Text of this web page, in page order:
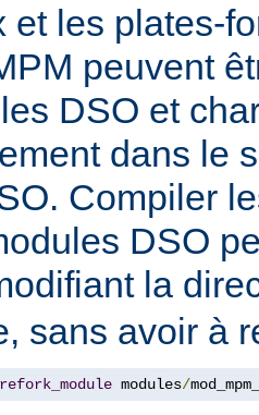
et les plates-
peuvent
DSO et
dans le
Compiler
DSO
la
sans avoir à
modules/